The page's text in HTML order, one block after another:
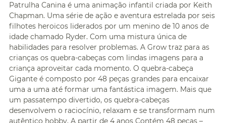
Patrulha Canina é uma animação infantil criada por Keith
Chapman. Uma série de ação e aventura estrelada por seis
filhotes heroicos liderados por um menino de 10 anos de
idade chamado Ryder. Com uma mistura única de
habilidades para resolver problemas. A Grow traz para as
crianças os quebra-cabeças com lindas imagens para a
criança aproveitar cada momento. O quebra-cabeça
Gigante é composto por 48 peças grandes para encaixar
uma a uma até formar uma fantástica imagem. Mais que
um passatempo divertido, os quebra-cabeças
desenvolvem o raciocínio, relaxam e se transformam num
autêntico hobby. A partir de 4 anos Contém 48 peças –